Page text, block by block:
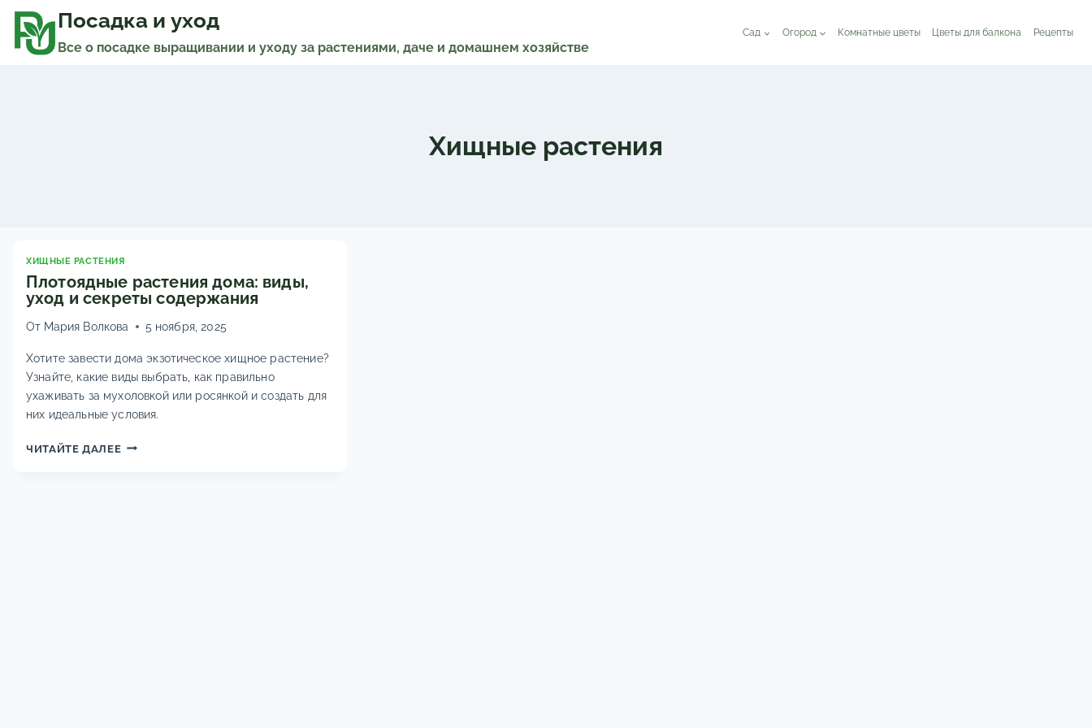
содержимомуПосадка и уход
Все о посадке выращивании и уходу за растениями, даче и домашнем хозяйстве
Сад Огород Комнатные цветы Цветы для балкона Рецепты
Хищные растения
ХИЩНЫЕ РАСТЕНИЯ
Плотоядные растения дома: виды,
уход и секреты содержания
От Мария Волкова 5 ноября, 2025
Хотите завести дома экзотическое хищное растение?
Узнайте, какие виды выбрать, как правильно
ухаживать за мухоловкой или росянкой и создать для
них идеальные условия.
ЧИТАЙТЕ ДАЛЕЕПЛОТОЯДНЫЕ